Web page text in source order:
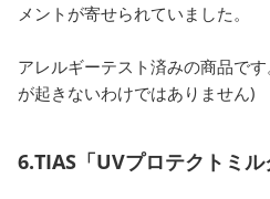
メントが寄せられていました。
アレルギーテスト済みの商品で
が起きないわけではありません)
6.TIAS「UVプロテクトミル